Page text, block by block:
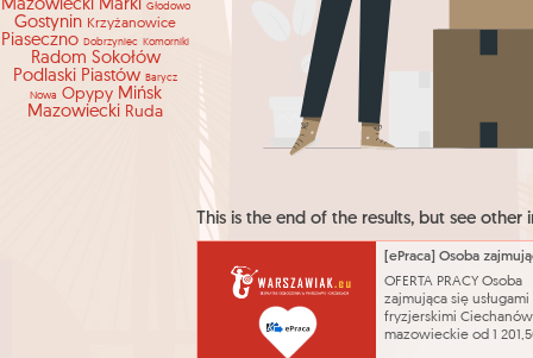
Mazowiecki Marki Głodowo
Gostynin Krzyżanowice
Piaseczno Dobrzyniec Komorniki
Radom Sokołów
Podlaski Piastów Barycz
Nowa Opypy Mińsk
Mazowiecki Ruda
This is the end of the results, but see other
OFERTA PRACY Osoba
zajmująca się usługami
fryzjerskimi
mazowieckie od 1